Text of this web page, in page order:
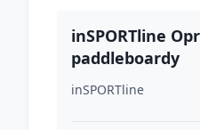
inSPORTline
paddleboardy
inSPORTline